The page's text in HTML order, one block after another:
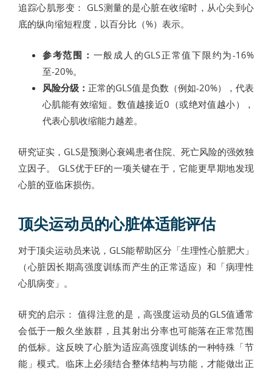
追踪心肌形变： GLS测量的是心脏在收缩时，从心尖到心
底的纵向缩短程度，以百分比（%）表示。
参考范围： 一般成人的GLS正常值下限约为-16%
至-20%。
风险分级： 正常的GLS值是负数（例如-20%），代表
心肌能有效缩短。数值越接近0（或绝对值越小），
代表心肌收缩能力越差。
研究证实，GLS是预测心衰竭患者住院、死亡风险的强效独
立因子。 GLS优于EF的一项关键在于，它能更早期地发现
心脏的亚临床损伤。
顶尖运动员的心脏体适能评估
对于顶尖运动员来说，GLS能帮助区分「生理性心脏肥大」
（心脏因长期高强度训练而产生的正常适应）和「病理性
心肌病变」。
研究的启示： 值得注意的是，高强度运动员的GLS值通常
会低于一般久坐族群，且其射出分率也可能落在正常范围
的低标。这反映了心脏为适应高强度训练的一种特殊「节
能」模式。临床上必须结合整体结构与功能，才能做出正